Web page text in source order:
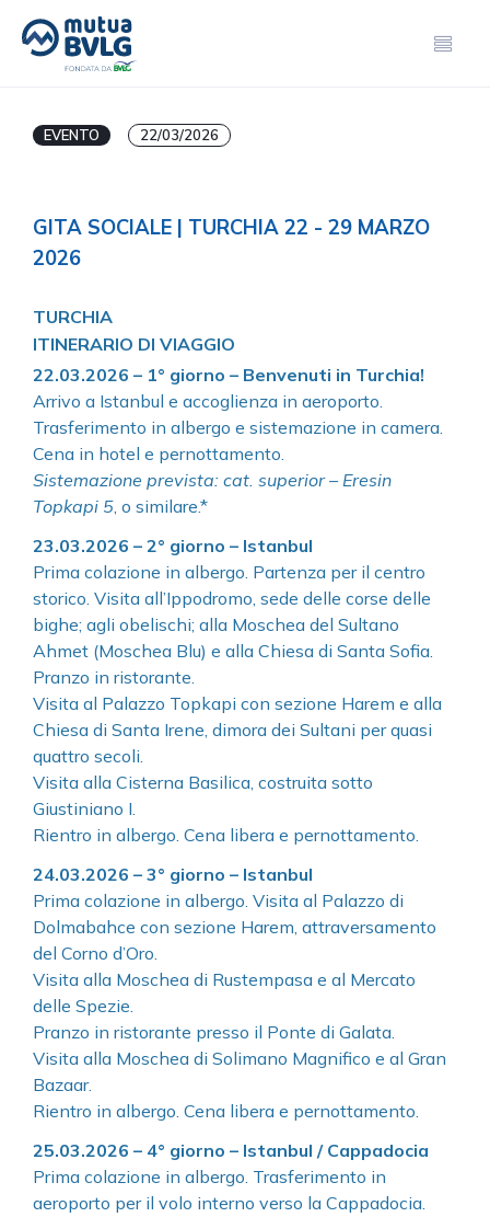
EVENTO 22/03/2026
GITA SOCIALE | TURCHIA 22 - 29 MARZO
2026
TURCHIA
ITINERARIO DI VIAGGIO
22.03.2026 – 1° giorno – Benvenuti in Turchia!
Arrivo a Istanbul e accoglienza in aeroporto.
Trasferimento in albergo e sistemazione in camera.
Cena in hotel e pernottamento.
Sistemazione prevista: cat. superior – Eresin
Topkapi 5, o similare.*
23.03.2026 – 2° giorno – Istanbul
Prima colazione in albergo. Partenza per il centro
storico. Visita all’Ippodromo, sede delle corse delle
bighe; agli obelischi; alla Moschea del Sultano
Ahmet (Moschea Blu) e alla Chiesa di Santa Sofia.
Pranzo in ristorante.
Visita al Palazzo Topkapi con sezione Harem e alla
Chiesa di Santa Irene, dimora dei Sultani per quasi
quattro secoli.
Visita alla Cisterna Basilica, costruita sotto
Giustiniano I.
Rientro in albergo. Cena libera e pernottamento.
24.03.2026 – 3° giorno – Istanbul
Prima colazione in albergo. Visita al Palazzo di
Dolmabahce con sezione Harem, attraversamento
del Corno d’Oro.
Visita alla Moschea di Rustempasa e al Mercato
delle Spezie.
Pranzo in ristorante presso il Ponte di Galata.
Visita alla Moschea di Solimano Magnifico e al Gran
Bazaar.
Rientro in albergo. Cena libera e pernottamento.
25.03.2026 – 4° giorno – Istanbul / Cappadocia
Prima colazione in albergo. Trasferimento in
aeroporto per il volo interno verso la Cappadocia.